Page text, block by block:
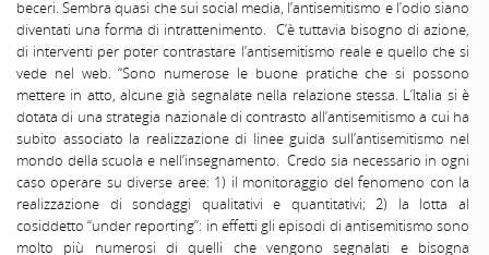
beceri. Sembra quasi che sui social media, l’antisemitismo e l’odio siano
diventati una forma di intrattenimento. C’è tuttavia bisogno di azione,
di interventi per poter contrastare l’antisemitismo reale e quello che si
vede nel web. “Sono numerose le buone pratiche che si possono
mettere in atto, alcune già segnalate nella relazione stessa. L’Italia si è
dotata di una strategia nazionale di contrasto all’antisemitismo a cui ha
subito associato la realizzazione di linee guida sull’antisemitismo nel
mondo della scuola e nell’insegnamento. Credo sia necessario in ogni
caso operare su diverse aree: 1) il monitoraggio del fenomeno con la
realizzazione di sondaggi qualitativi e quantitativi; 2) la lotta al
cosiddetto “under reporting”: in effetti gli episodi di antisemitismo sono
molto più numerosi di quelli che vengono segnalati e bisogna